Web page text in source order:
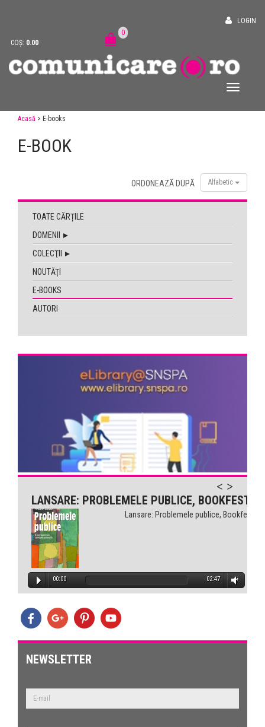
LOGIN
COȘ: 0.00
0
Acasă > E-books
E-BOOK
Alfabetic
ORDONEAZĂ DUPĂ
TOATE CĂRȚILE
DOMENII
COLECŢII
NOUTĂŢI
E-BOOKS
AUTORI
LANSARE: PROBLEMELE PUBLICE, BOOKFEST
Lansare: Problemele publice, Bookfest
00:00 02:47
NEWSLETTER